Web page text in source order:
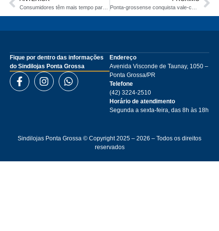
Fique por dentro das informações
do Sindilojas Ponta Grossa
Endereço
Avenida Visconde de Taunay, 1050 –
Ponta Grossa/PR
Telefone
(42) 3224-2510
Horário de atendimento
Segunda a sexta-feira, das 8h às 18h
Sindilojas Ponta Grossa © Copyright 2025 – 2026 – Todos os direitos
reservados